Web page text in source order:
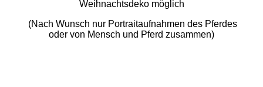
Weihnachtsdeko möglich
(Nach Wunsch nur Portraitaufnahmen des Pferdes
oder von Mensch und Pferd zusammen)